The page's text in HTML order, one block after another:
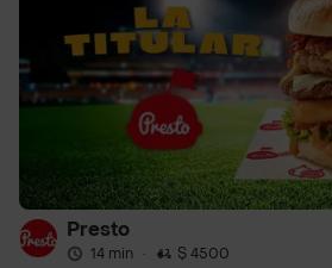
Presto
14 min · $ 4500